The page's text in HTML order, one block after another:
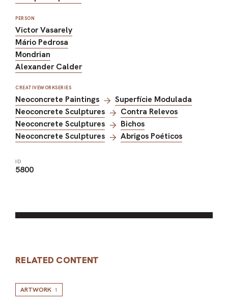
PERSON
Victor Vasarely
Mário Pedrosa
Mondrian
Alexander Calder
CREATIVEWORKSERIES
Neoconcrete Paintings
Superfície Modulada
Neoconcrete Sculptures
Contra Relevos
Neoconcrete Sculptures
Bichos
Neoconcrete Sculptures
Abrigos Poéticos
ID
5800
RELATED CONTENT
ARTWORK 1